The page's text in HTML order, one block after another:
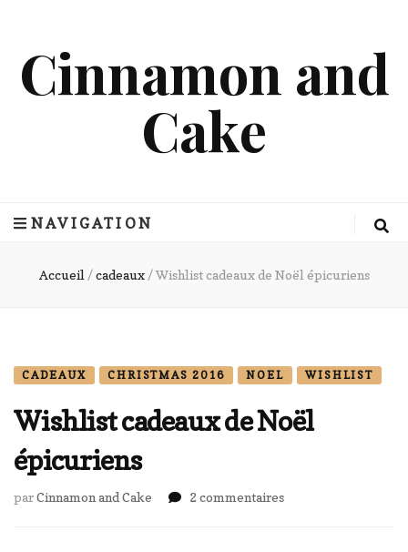
Cinnamon and
Cake
NAVIGATION
Accueil / cadeaux / Wishlist cadeaux de Noël épicuriens
CADEAUX CHRISTMAS 2016 NOEL WISHLIST
Wishlist cadeaux de Noël
épicuriens
parCinnamon and Cake 2 commentairessur